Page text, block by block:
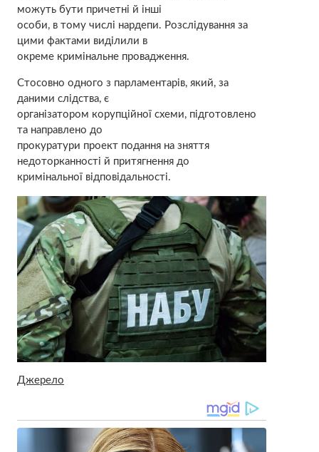
можуть бути причетні й інші
особи, в тому числі нардепи. Розслідування за
цими фактами виділили в
окреме кримінальне провадження.
Стосовно одного з парламентарів, який, за
даними слідства, є
організатором корупційної схеми, підготовлено
та направлено до
прокуратури проект подання на зняття
недоторканності й притягнення до
кримінальної відповідальності.
Джерело